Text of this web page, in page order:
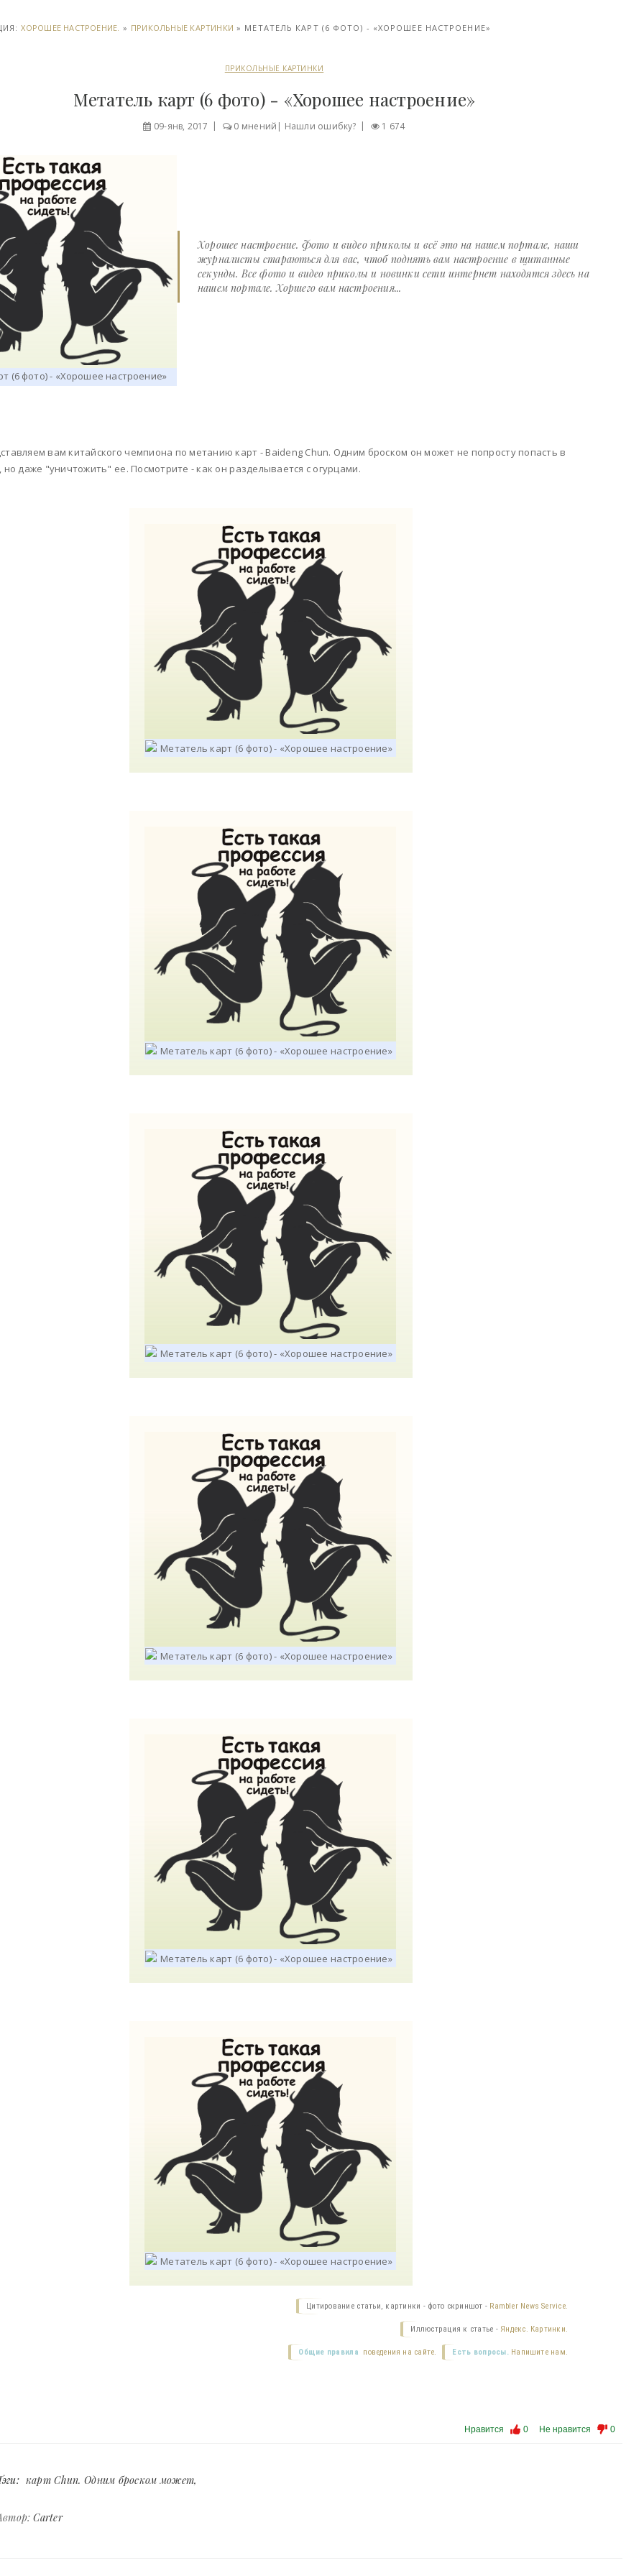
ХОРОШЕЕ НАСТРОЕНИЕ. » ПРИКОЛЬНЫЕ КАРТИНКИ » МЕТАТЕЛЬ КАРТ (6 ФОТО) - «ХОРОШЕЕ НАСТРОЕНИЕ»
ПРИКОЛЬНЫЕ КАРТИНКИ
Метатель карт (6 фото) - «Хорошее настроение»
09-янв, 2017 0 мнений | Нашли ошибку? 1 674
Хорошее настроение. Фото и видео приколы и всё это на нашем портале, наши
журналисты стараються для вас, чтоб поднять вам настроение в щитанные
секунды. Все фото и видео приколы и новинки сети интернет находятся здесь на
нашем портале. Хоршего вам настроения...
вам китайского чемпиона по метанию карт - Baideng Chun. Одним броском он может не попросту попасть в
но даже "уничтожить" ее. Посмотрите - как он разделывается с огурцами.
Цитирование статьи, картинки - фото скриншот - Rambler News Service.
Иллюстрация к статье - Яндекс. Картинки.
Есть вопросы. Напишите нам.
Общие правила поведения на сайте.
Нравится 0 Не нравится 0
карт Chun. Одним броском может
Carter